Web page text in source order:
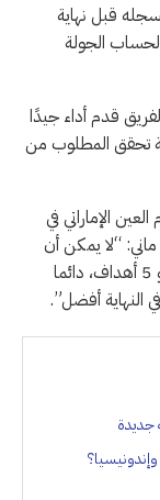
قبل نهاية
لحساب الجولة
قدم أداء جيدًا
تحقق المطلوب من
الإماراتي في
“لا يمكن أن
تفوز في كل مباراة بنتيجة كبيرة سواء بتسجيل 4 أو 5 أهداف، دائما
النهاية أفضل”.
جديدة